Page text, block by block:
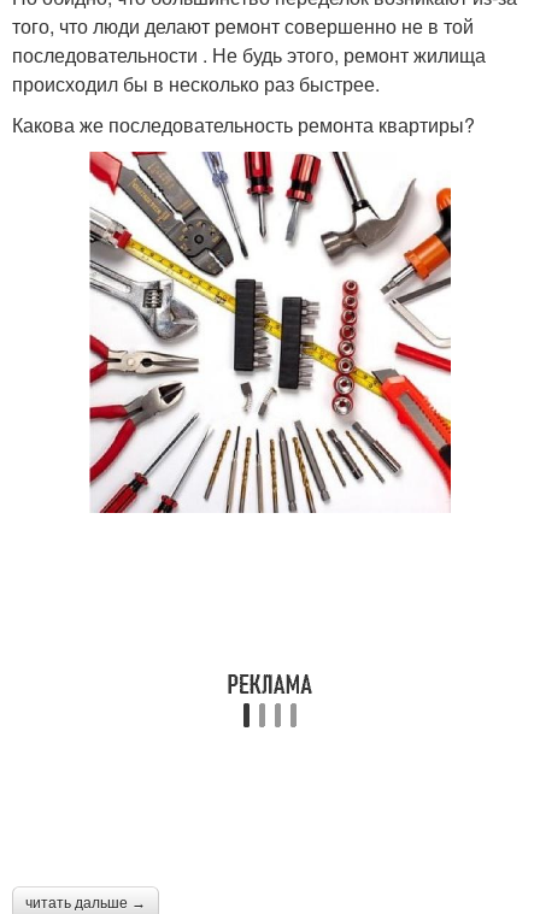
того, что люди делают ремонт совершенно не в той
последовательности . Не будь этого, ремонт жилища
происходил бы в несколько раз быстрее.
Какова же последовательность ремонта квартиры?
читать дальше →